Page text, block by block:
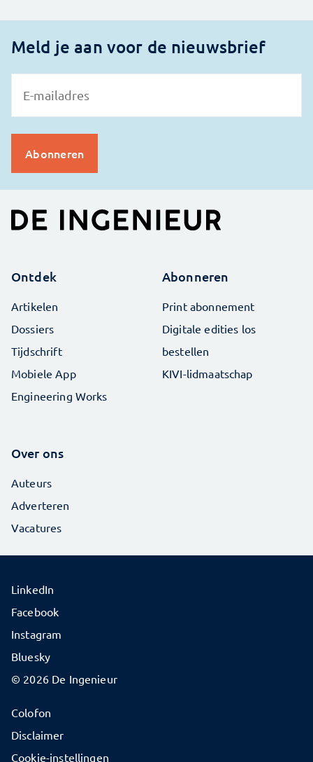
Meld je aan voor de nieuwsbrief
Ontdek
Artikelen
Dossiers
Tijdschrift
Mobiele App
Engineering Works
Abonneren
Print abonnement
Digitale edities los
bestellen
KIVI-lidmaatschap
Over ons
Auteurs
Adverteren
Vacatures
© 2026 De Ingenieur
Colofon
Disclaimer
Cookie-instellingen
LinkedIn
Facebook
Instagram
Bluesky